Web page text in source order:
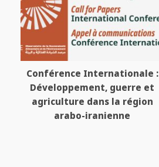
Conférence Internationale :
Développement, guerre et
agriculture dans la région
arabo-iranienne